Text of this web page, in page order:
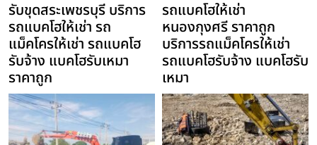
รับขุดสระเพชรบุรี บริการ
รถแบคโฮให้เช่า รถ
แม็คโครให้เช่า รถแบคโฮ
รับจ้าง แบคโฮรับเหมา
ราคาถูก
รถแบคโฮให้เช่า
หนองกุงศรี ราคาถูก
บริการรถแม็คโครให้เช่า
รถแบคโฮรับจ้าง แบคโฮรับ
เหมา